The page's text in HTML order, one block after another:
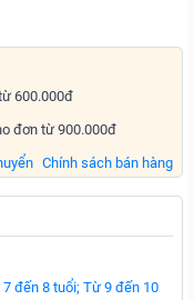
600.000đ
đơn từ 900.000đ
Chính sách bán hàng
đến 8 tuổi; Từ 9 đến 10